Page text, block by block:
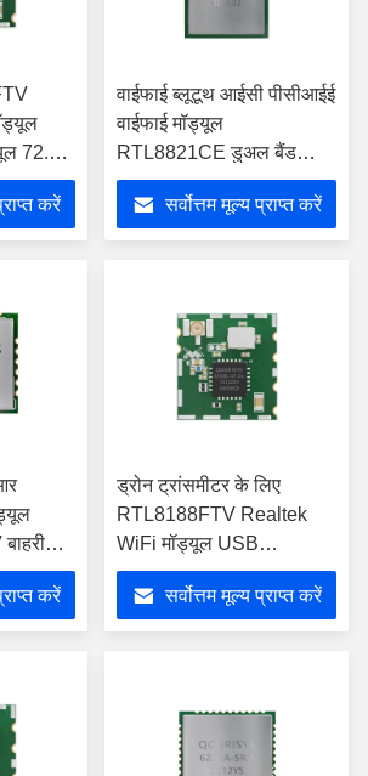
72.2
करें
वाईफाई ब्लूटूथ आईसी पीसीआईई
वाईफाई मॉड्यूल
RTL8821CE डुअल बैंड
लैपटॉप वायरलेस नेटवर्क कार्ड
सर्वोत्तम मूल्य प्राप्त करें
करें
ड्रोन ट्रांसमीटर के लिए
RTL8188FTV Realtek
WiFi मॉड्यूल USB
72.2Mbps
सर्वोत्तम मूल्य प्राप्त करें